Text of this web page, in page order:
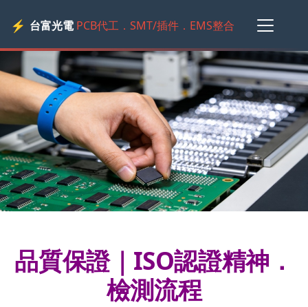
⚡ 台富光電 PCB代工．SMT/插件．EMS整合
品質保證｜ISO認證精神．
檢測流程